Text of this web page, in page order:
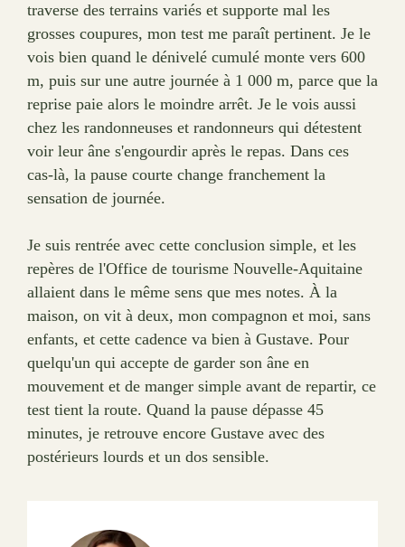
traverse des terrains variés et supporte mal les
grosses coupures, mon test me paraît pertinent. Je le
vois bien quand le dénivelé cumulé monte vers 600
m, puis sur une autre journée à 1 000 m, parce que la
reprise paie alors le moindre arrêt. Je le vois aussi
chez les randonneuses et randonneurs qui détestent
voir leur âne s'engourdir après le repas. Dans ces
cas-là, la pause courte change franchement la
sensation de journée.
Je suis rentrée avec cette conclusion simple, et les
repères de l'Office de tourisme Nouvelle-Aquitaine
allaient dans le même sens que mes notes. À la
maison, on vit à deux, mon compagnon et moi, sans
enfants, et cette cadence va bien à Gustave. Pour
quelqu'un qui accepte de garder son âne en
mouvement et de manger simple avant de repartir, ce
test tient la route. Quand la pause dépasse 45
minutes, je retrouve encore Gustave avec des
postérieurs lourds et un dos sensible.